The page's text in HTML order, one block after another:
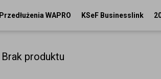
Przedłużenia WAPRO KSeF Businesslink
Brak produktu